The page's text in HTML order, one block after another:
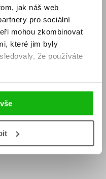
jak náš web
pro sociální
mohou zkombinovat
které jim byly
že používáte
Knižní novinky
Dárkové poukazy
Affiliate program
Kontakty Albatros Media